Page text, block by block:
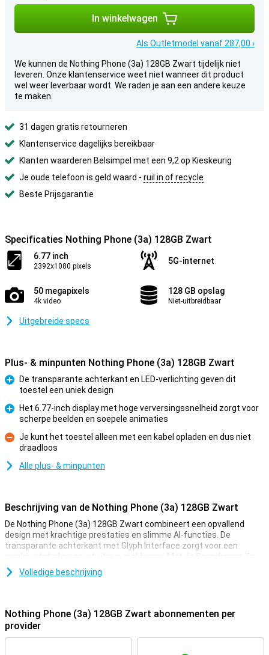
In winkelwagen
Als Outletmodel vanaf 287,00 ›
We kunnen de Nothing Phone (3a) 128GB Zwart tijdelijk niet
leveren. Onze klantenservice weet niet wanneer dit product
wel weer leverbaar wordt. We raden je aan een andere keuze
te maken.
31 dagen gratis retourneren
Klantenservice dagelijks bereikbaar
Klanten waarderen Belsimpel met een 9,2 op Kieskeurig
Je oude telefoon is geld waard - ruil in of recycle
Beste Prijsgarantie
Specificaties Nothing Phone (3a) 128GB Zwart
6.77 inch
2392x1080 pixels
5G-internet
50 megapixels
4k video
128 GB opslag
Niet-uitbreidbaar
Uitgebreide specs
Plus- & minpunten Nothing Phone (3a) 128GB Zwart
Pluspunt
De transparante achterkant en LED-verlichting geven dit
toestel een uniek design
Pluspunt
Het 6.77-inch display met hoge verversingssnelheid zorgt voor
scherpe beelden en soepele animaties
Minpunt
Je kunt het toestel alleen met een kabel opladen en dus niet
draadloos
Alle plus- & minpunten
Beschrijving van de Nothing Phone (3a) 128GB Zwart
De Nothing Phone (3a) 128GB Zwart combineert een opvallend
design met krachtige prestaties en slimme AI-functies. De
transparante achterkant met Glyph Interface zorgt voor een
unieke uitstraling en intuïtieve meldingen. Met de Snapdragon 7s
Gen 3-processor en 8GB RAM geniet je van soepele prestaties. De
5000mAh-batterij met 50W snelladen zorgt ervoor dat je nooit lang
AMOLED-display met 120Hz-verversingssnelheid bekijk je alles in
levensechte kleuren. Dankzij Nothing OS 3.1, gebaseerd op Android
15, krijg je met dit toestel een gebruikersvriendelijk
Volledige beschrijving
Nothing Phone (3a) 128GB Zwart abonnementen per
provider